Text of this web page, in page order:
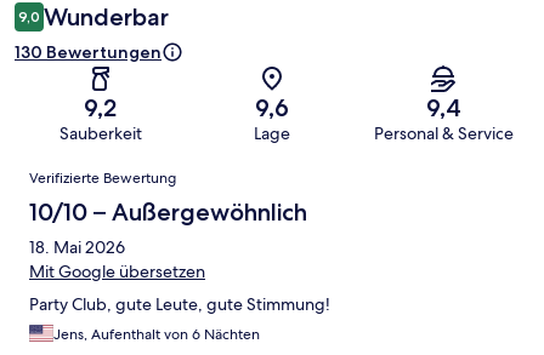
9,0 Wunderbar
130 Bewertungen
9,2
Sauberkeit
9,6
Lage
9,4
Personal & Service
Bewertungen
Verifizierte Bewertung
10/10 – Außergewöhnlich
18. Mai 2026
Mit Google übersetzen
Party Club, gute Leute, gute Stimmung!
Jens, Aufenthalt von 6 Nächten